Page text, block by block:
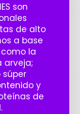
son
de alto
a base
la
arveja;
y
de